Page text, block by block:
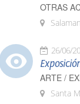
OTRAS
26/06/
ARTE /
Santa